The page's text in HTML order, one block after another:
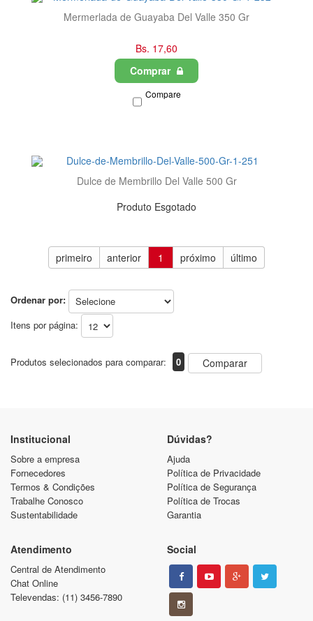
Mermerlada de Guayaba Del Valle 350 Gr
Bs. 17,60
Comprar
Compare
Dulce de Membrillo Del Valle 500 Gr
Produto Esgotado
primeiro anterior 1 próximo último
Ordenar por:
Itens por página:
Produtos selecionados para comparar: 0 Comparar
Institucional
Sobre a empresa
Fornecedores
Termos & Condições
Trabalhe Conosco
Sustentabilidade
Dúvidas?
Ajuda
Política de Privacidade
Política de Segurança
Política de Trocas
Garantia
Atendimento
Central de Atendimento
Chat Online
Televendas: (11) 3456-7890
Social